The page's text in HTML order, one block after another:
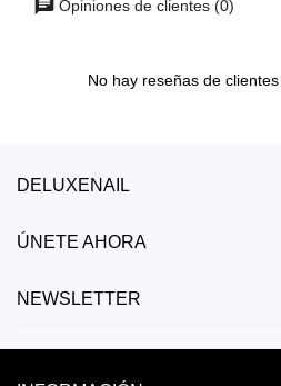
Opiniones de clientes (0)
No hay reseñas de
DELUXENAIL
ÚNETE AHORA
NEWSLETTER